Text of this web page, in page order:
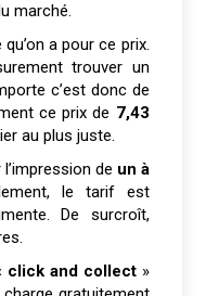
marché.
a pour ce prix.
trouver un
c’est donc de
ce prix de 7,43
au plus juste.
de un à
le tarif est
De surcroît,
click and collect»